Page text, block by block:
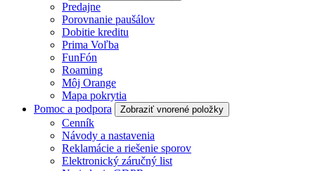
Predajne
Porovnanie paušálov
Dobitie kreditu
Prima Voľba
FunFón
Roaming
Môj Orange
Mapa pokrytia
Pomoc a podpora
Zobraziť vnorené položky
Cenník
Návody a nastavenia
Reklamácie a riešenie sporov
Elektronický záručný list